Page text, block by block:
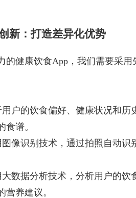
新：打造差异化优势
的健康饮食App，我们需要采
户的饮食偏好、健康状况和历
食谱。
像识别技术，通过拍照自动识
数据分析技术，分析用户的饮
营养建议。